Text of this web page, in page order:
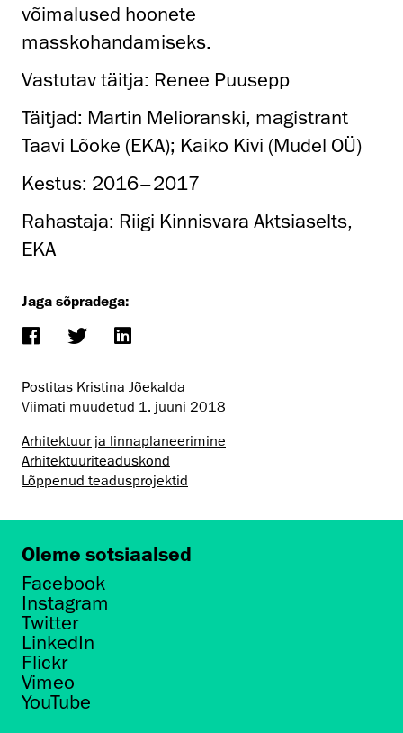
võimalused hoonete
masskohandamiseks.
Vastutav täitja: Renee Puusepp
Täitjad: Martin Melioranski, magistrant
Taavi Lõoke (EKA); Kaiko Kivi (Mudel OÜ)
Kestus: 2016–2017
Rahastaja: Riigi Kinnisvara Aktsiaselts,
EKA
Jaga sõpradega:
Postitas Kristina Jõekalda
Viimati muudetud 1. juuni 2018
Arhitektuur ja linnaplaneerimine
Arhitektuuri­teaduskond
Lõppenud teadusprojektid
Oleme sotsiaalsed
Facebook
Instagram
Twitter
LinkedIn
Flickr
Vimeo
YouTube